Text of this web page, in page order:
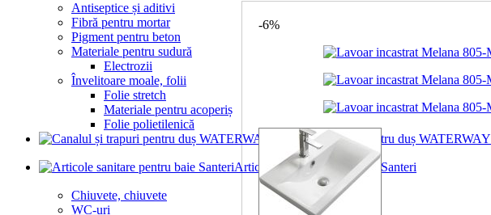
Antiseptice și aditivi
Fibră pentru mortar
Pigment pentru beton
Materiale pentru sudură
Electrozii
Învelitoare moale, folii
Folie stretch
Materiale pentru acoperiș
Folie polietilenică
Canalul și trapuri pentru duș WATERWAY
Articole sanitare pentru baie Santeri
Chiuvete, chiuvete
WC-uri
-6%